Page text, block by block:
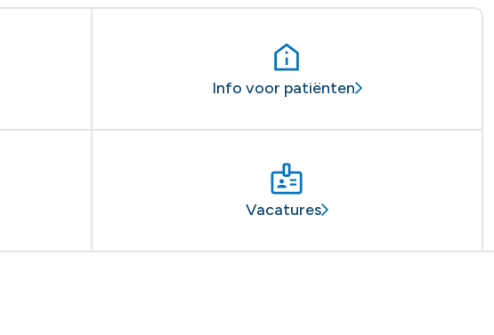
Info voor patiënten
Vacatures